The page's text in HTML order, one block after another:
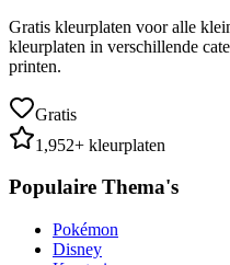
Gratis kleurplaten voor alle
kleurplaten in verschillende
printen.
Gratis
1,952+ kleurplaten
Populaire Thema's
Pokémon
Disney